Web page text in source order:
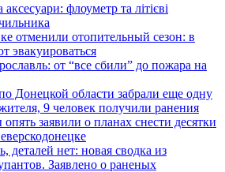
флоуметр та літієві
отменили отопительный сезон: в
эвакуироваться
от “все сбили” до пожара на
Донецкой области забрали еще одну
9 человек получили ранения
заявили о планах снести десятки
деталей нет: новая сводка из
Заявлено о раненых